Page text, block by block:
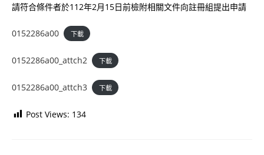
請符合條件者於112年2月15日前檢附相關文件向註冊組提出申請
0152286a00 下載
0152286a00_attch2 下載
0152286a00_attch3 下載
Post Views: 134